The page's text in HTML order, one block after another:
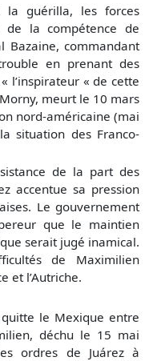
la guérilla, les forces
de la compétence de
Bazaine, commandant
en prenant des
l’inspirateur « de cette
meurt le 10 mars
nord-américaine (mai
situation des Franco-
de la part des
accentue sa pression
Le gouvernement
que le maintien
serait jugé inamical.
de Maximilien
et l’Autriche.
le Mexique entre
déchu le 15 mai
ordres de Juárez à